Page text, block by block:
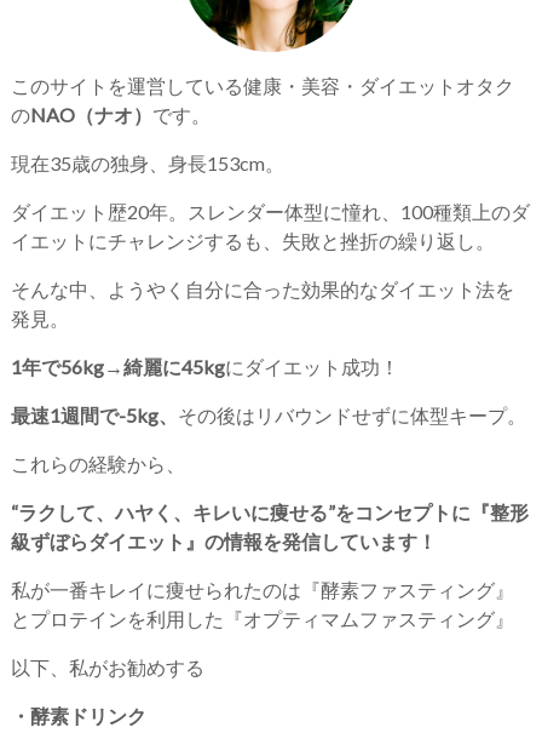
このサイトを運営している健康・美容・ダイエットオタク
のNAO（ナオ） です。
現在35歳の独身、身長153cm。
ダイエット歴20年。スレンダー体型に憧れ、100種類上のダ
イエットにチャレンジするも、失敗と挫折の繰り返し。
そんな中、ようやく自分に合った効果的なダイエット法を
発見。
1年で56kg→綺麗に45kgにダイエット成功！
最速1週間で-5kg、 その後はリバウンドせずに体型キープ。
これらの経験から、
“ラクして、ハヤく、キレいに痩せる”をコンセプトに『整形
級ずぼらダイエット』の情報を発信しています！
私が一番キレイに痩せられたのは『酵素ファスティング』
とプロテインを利用した『オプティマムファスティング』
以下、私がお勧めする
・酵素ドリンク